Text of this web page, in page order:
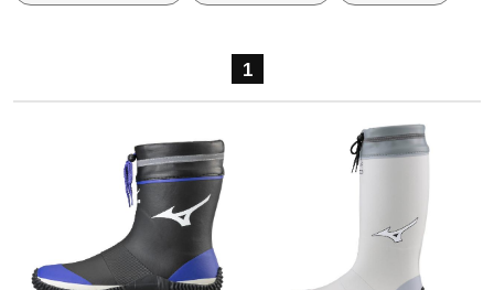
ライフスタイルウエア
サッカー／フットサル
トレーニング
1